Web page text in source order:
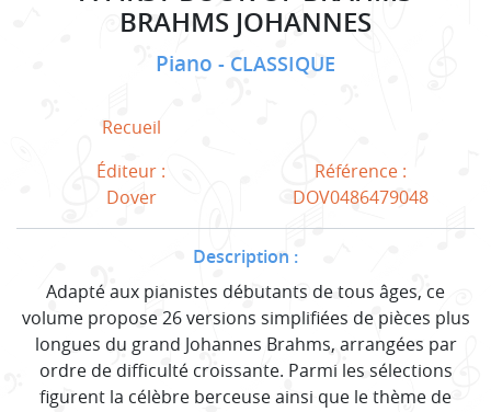
BRAHMS JOHANNES
Piano CLASSIQUE
Recueil
Éditeur :
Dover
Référence :
DOV0486479048
Description :
Adapté aux pianistes débutants de tous âges, ce
volume propose 26 versions simplifiées de pièces plus
longues du grand Johannes Brahms, arrangées par
ordre de difficulté croissante. Parmi les sélections
figurent la célèbre berceuse ainsi que le thème de